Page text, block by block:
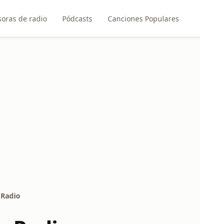
de radio Pódcasts Canciones Populares